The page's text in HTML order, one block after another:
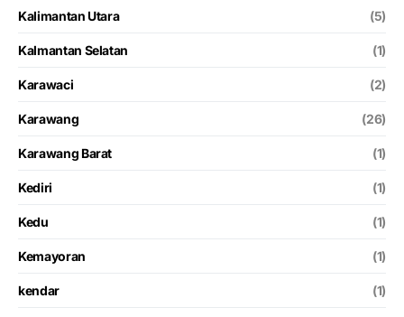
Kalimantan Utara (5)
Kalmantan Selatan (1)
Karawaci (2)
Karawang (26)
Karawang Barat (1)
Kediri (1)
Kedu (1)
Kemayoran (1)
kendar (1)